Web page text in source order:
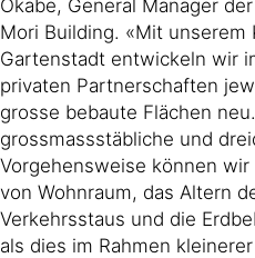
Okabe, General Manager
Mori Building. «Mit unserem
Gartenstadt entwickeln wir
privaten Partnerschaften
grosse bebaute Flächen
grossmassstäbliche und
Vorgehensweise können
von Wohnraum, das Altern
Verkehrsstaus und die
als dies im Rahmen